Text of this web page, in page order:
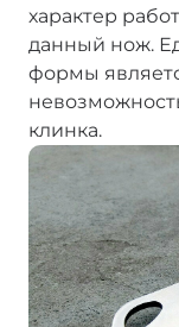
характер
данный нож.
формы
клинка.